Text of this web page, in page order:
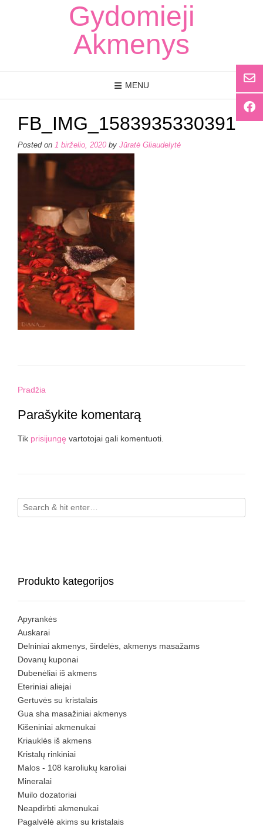
Gydomieji
Akmenys
MENU
FB_IMG_1583935330391
Posted on 1 birželio, 2020 by Jūratė Gliaudelytė
Post
Pradžia
Parašykite komentarą
Tik prisijungę vartotojai gali komentuoti.
Produkto kategorijos
Apyrankės
Auskarai
Delniniai akmenys, širdelės, akmenys masažams
Dovanų kuponai
Dubenėliai iš akmens
Eteriniai aliejai
Gertuvės su kristalais
Gua sha masažiniai akmenys
Kišeniniai akmenukai
Kriauklės iš akmens
Kristalų rinkiniai
Malos - 108 karoliukų karoliai
Mineralai
Muilo dozatoriai
Neapdirbti akmenukai
Pagalvėlė akims su kristalais